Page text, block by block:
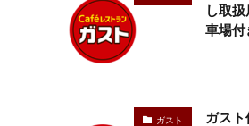
し取
車場付
ガスト
ガス